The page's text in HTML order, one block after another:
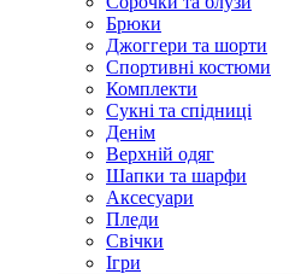
Брюки
Джоггери та шорти
Спортивні костюми
Комплекти
Сукні та спідниці
Денім
Верхній одяг
Шапки та шарфи
Аксесуари
Пледи
Свічки
Ігри